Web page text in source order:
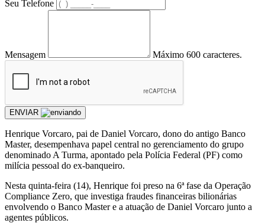
Seu Telefone
Mensagem Máximo 600 caracteres.
ENVIAR
Henrique Vorcaro, pai de Daniel Vorcaro, dono do antigo Banco
Master, desempenhava papel central no gerenciamento do grupo
denominado A Turma, apontado pela Polícia Federal (PF) como
milícia pessoal do ex-banqueiro.
Nesta quinta-feira (14), Henrique foi preso na 6ª fase da Operação
Compliance Zero, que investiga fraudes financeiras bilionárias
envolvendo o Banco Master e a atuação de Daniel Vorcaro junto a
agentes públicos.